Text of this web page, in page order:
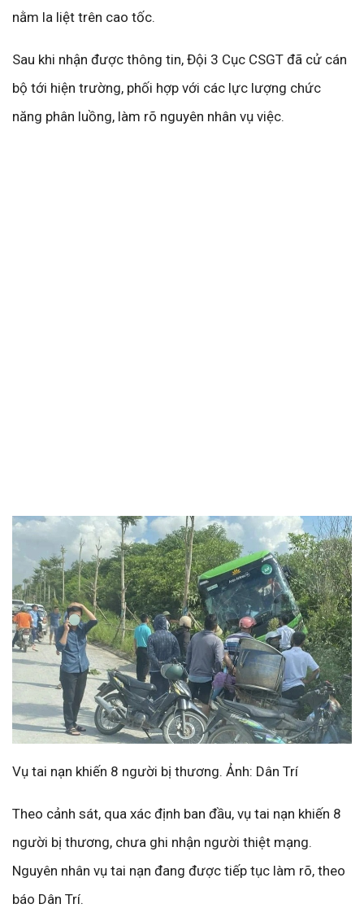
nằm la liệt trên cao tốc.
Sau khi nhận được thông tin, Đội 3 Cục CSGT đã cử cán
bộ tới hiện trường, phối hợp với các lực lượng chức
năng phân luồng, làm rõ nguyên nhân vụ việc.
Vụ tai nạn khiến 8 người bị thương. Ảnh: Dân Trí
Theo cảnh sát, qua xác định ban đầu, vụ tai nạn khiến 8
người bị thương, chưa ghi nhận người thiệt mạng.
Nguyên nhân vụ tai nạn đang được tiếp tục làm rõ, theo
báo Dân Trí.